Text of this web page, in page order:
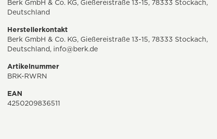
Berk GmbH & Co. KG, Gießereistraße 13-15, 78333 Stockach,
Deutschland
Herstellerkontakt
Berk GmbH & Co. KG, Gießereistraße 13-15, 78333 Stockach,
Deutschland, info@berk.de
Artikelnummer
BRK-RWRN
EAN
4250209836511